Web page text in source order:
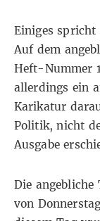
Einiges
Auf dem
Heft-Nummer
allerdings ein
Karikatur
Politik, nicht
Ausgabe
Die
von